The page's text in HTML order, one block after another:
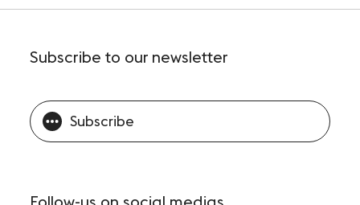
Subscribe to our newsletter
Subscribe